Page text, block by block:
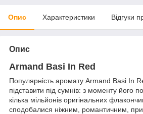
Опис Характеристики Відгуки
Опис
Armand Basi In Red
Популярність аромату Armand Basi In
підставити під сумнів: з моменту його
кілька мільйонів оригінальних
сподобалися ніжним, романтичним,